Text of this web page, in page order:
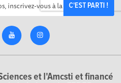
C'EST PARTI !
et l'Amcsti et financé